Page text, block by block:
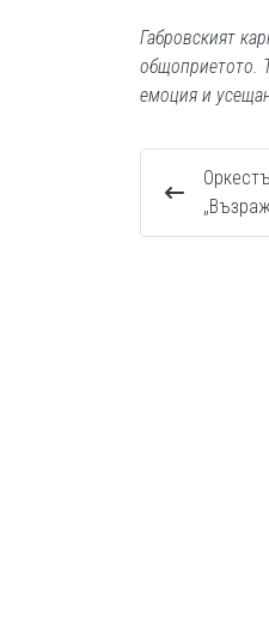
Габровският
общоприетото.
емоция и